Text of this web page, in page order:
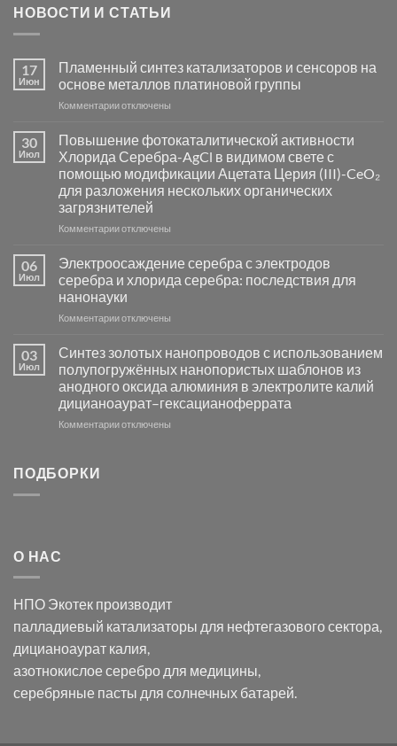
НОВОСТИ И СТАТЬИ
17
Июн
Пламенный синтез катализаторов и сенсоров на
основе металлов платиновой группы
Комментариик
Пламенный
синтез
катализаторов
и
сенсоров
на
основе
группы
отключены
30
Июл
Повышение фотокаталитической активности
Хлорида Серебра-AgCl в видимом свете с
помощью модификации Ацетата Церия (III)-CeO₂
для разложения нескольких органических
загрязнителей
Комментариик
фотокаталитической
активности
Хлорида
Серебра-
в
видимом
свете
с
помощью
модификации
отключены
06
Июл
Электроосаждение серебра с электродов
серебра и хлорида серебра: последствия для
нанонауки
Комментариик
серебра
с
электродов
серебра
и
отключены
03
Июл
Синтез золотых нанопроводов с использованием
полупогружённых нанопористых шаблонов из
анодного оксида алюминия в электролите калий
дицианоаурат–гексацианоферрата
Комментариик
оксида
в
электролите
калий
дицианоаурат–
гексацианоферрата
отключены
ПОДБОРКИ
О НАС
НПО Экотек производит
палладиевый катализаторы для нефтегазового сектора,
дицианоаурат калия,
азотнокислое серебро для медицины,
серебряные пасты для солнечных батарей.